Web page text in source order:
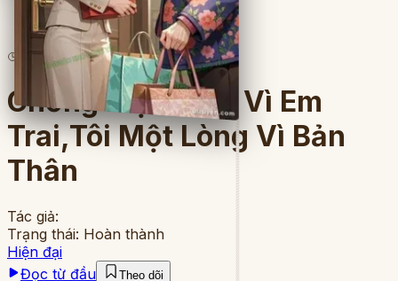
lượt đọc· 8chương
Chồng Một Lòng Vì Em
Trai,Tôi Một Lòng Vì Bản
Thân
Tác giả:
Trạng thái: Hoàn thành
Hiện đại
Đọc từ đầu
Theo dõi